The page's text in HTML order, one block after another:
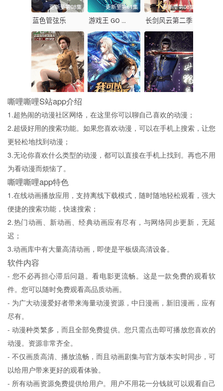
嘶哩嘶哩S站app介绍
1.超热闹的动漫社区网络，在这里你可以聊自己喜欢的动漫；
2.超级好用的搜索功能。如果您喜欢动漫，可以在手机上搜索，让您
更轻松地找到动漫；
3.无论你喜欢什么类型的动漫，都可以直接在手机上找到。再也不用
为看动漫而烦恼了。
嘶哩嘶哩app特色
1.在线动画播放应用，支持离线下载模式，随时随地轻松观看，强大
便捷的搜索功能，快速搜索；
2.热门动画、新动画、经典动画应有尽有，与网络同步更新，无延
迟；
3.动画库中有大量高清动画，即使是平板级高清设备。
软件内容
- 您不必再担心滞后问题。看电影更流畅。这是一款免费的观看软
件。您可以随时免费观看高品质动画。
- 为广大动漫爱好者带来海量动漫资源，中日漫画，新旧漫画，应有
尽有。
- 动漫种类繁多，而且全部免费提供。您只需点击即可播放您喜欢的
动漫。资源非常齐全。
- 不仅画质高清、播放流畅，而且动画剧集与官方版本实时同步，可
以给用户带来更好的观看体验。
- 所有动画资源免费提供给用户。用户不用花一分钱就可以观看自己